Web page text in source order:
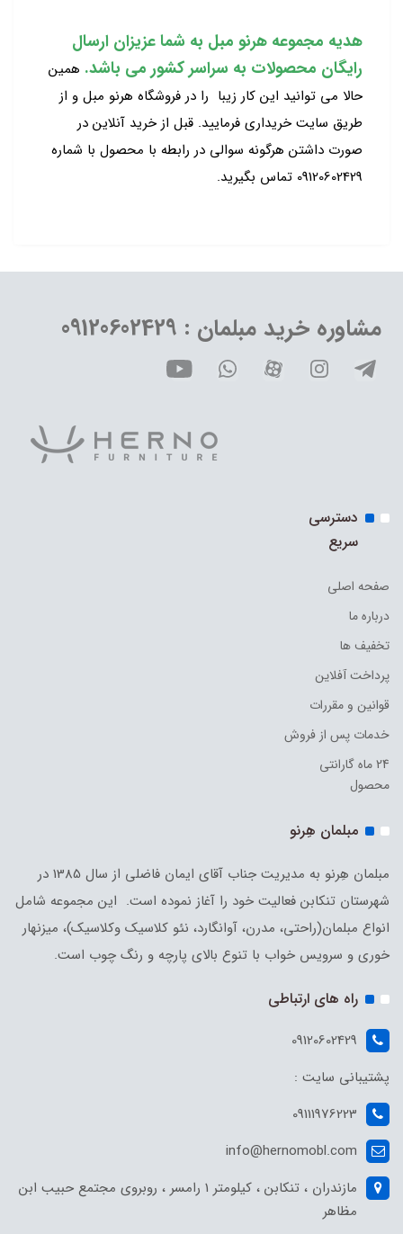
هدیه مجموعه هرنو مبل به شما عزیزان ارسال
رایگان محصولات به سراسر کشور می باشد. همین
حالا می توانید این کار زیبا را در فروشگاه هرنو مبل و از
طریق سایت خریداری فرمایید. قبل از خرید آنلاین در
صورت داشتن هرگونه سوالی در رابطه با محصول با شماره
09120602429 تماس بگیرید.
مشاوره خرید مبلمان : 09120602429
دسترسی
سریع
صفحه اصلی
درباره ما
تخفیف ها
پرداخت آفلاین
قوانین و مقررات
خدمات پس از فروش
24 ماه گارانتی
محصول
مبلمان هِرنو
مبلمان هِرنو به مدیریت جناب آقای ایمان فاضلی از سال 1385 در
شهرستان تنکابن فعالیت خود را آغاز نموده است. این مجموعه شامل
انواع مبلمان(راحتی، مدرن، آوانگارد، نئو کلاسیک وکلاسیک)، میزنهار
خوری و سرویس خواب با تنوع بالای پارچه و رنگ چوب است.
راه های ارتباطی
09120602429
پشتیبانی سایت :
09111976223
info@hernomobl.com
مازندران ، تنکابن ، کیلومتر 1 رامسر ، روبروی مجتمع حبیب ابن
مظاهر